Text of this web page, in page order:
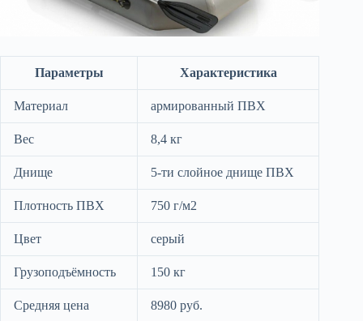
Параметры Характеристика
Материал армированный ПВХ
Вес 8,4 кг
Днище 5-ти слойное днище ПВХ
Плотность ПВХ 750 г/м2
Цвет серый
Грузоподъёмность 150 кг
Средняя цена
8980 руб.